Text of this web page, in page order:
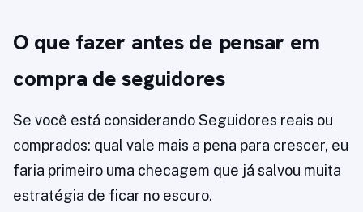
O que fazer antes de pensar em
compra de seguidores
Se você está considerando Seguidores reais ou
comprados: qual vale mais a pena para crescer, eu
faria primeiro uma checagem que já salvou muita
estratégia de ficar no escuro.